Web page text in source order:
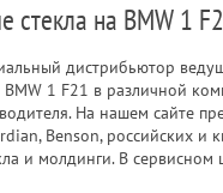
стекла на BMW 1
дистрибьютор
1 F21 в различной
На нашем сайте
Benson, российских и
и молдинги. В